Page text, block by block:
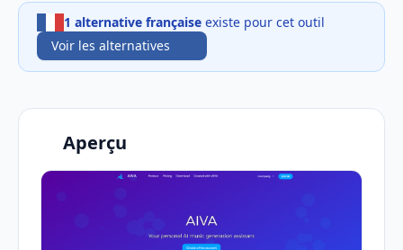
1 alternative française existe pour cet outil
Voir les alternatives
Aperçu